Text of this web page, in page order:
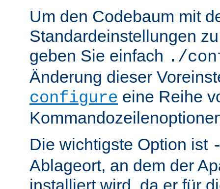
Um den Codebaum mit
Standardeinstellungen
geben Sie einfach ./
Änderung dieser
configure eine Reihe
Die wichtigste Option ist
Ablageort, an dem der
installiert wird, da er für